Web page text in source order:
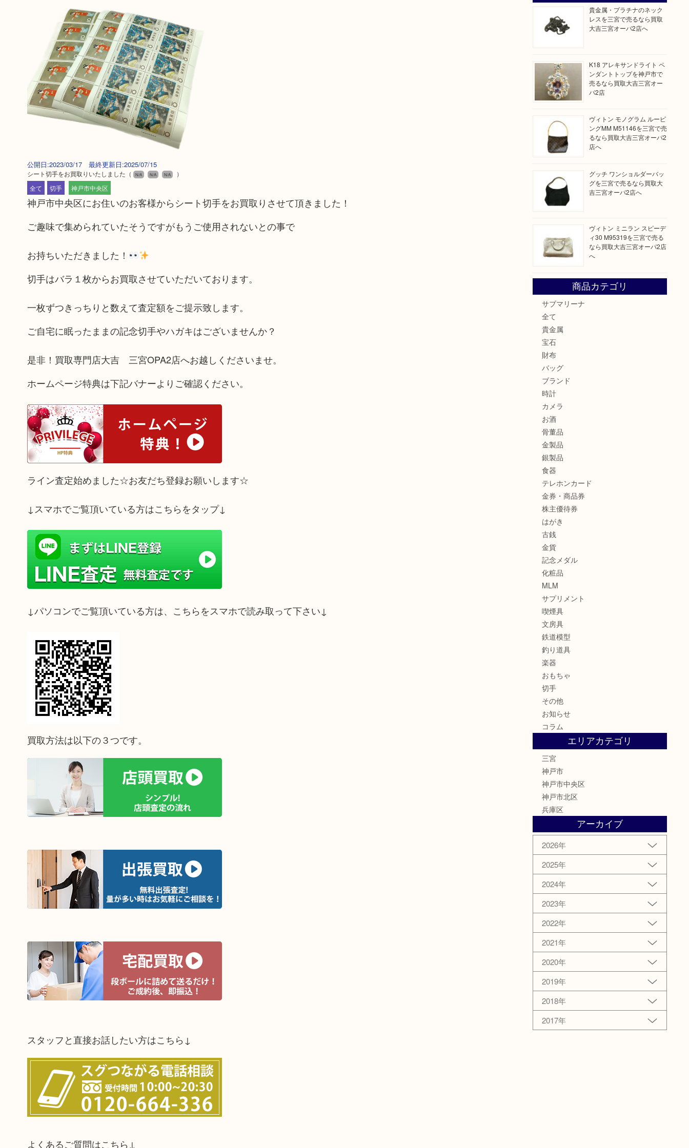
公開日:2023/03/17 最終更新日:2025/07/15
シート切手をお買取りいたしました （ N/A N/A N/A
）
全て
切手 神戸市中央区
神戸市中央区にお住いのお客様からシート切手をお買取りさせて頂きました！
ご趣味で集められていたそうですがもうご使用されないとの事で
お持ちいただきました！
切手はバラ１枚からお買取させていただいております。
一枚ずつきっちりと数えて査定額をご提示致します。
ご自宅に眠ったままの記念切手やハガキはございませんか？
是非！買取専門店大吉 三宮OPA2店へお越しくださいませ。
ホームページ特典は下記バナーよりご確認ください。
ライン査定始めました☆お友だち登録お願いします☆
↓スマホでご覧頂いている方はこちらをタップ↓
↓パソコンでご覧頂いている方は、こちらをスマホで読み取って下さい↓
買取方法は以下の３つです。
スタッフと直接お話したい方はこちら↓
よくあるご質問はこちら↓
貴金属・プラチナのネック
レスを三宮で売るなら買取
大吉三宮オーパ2店へ
K18 アレキサンドライト ペ
ンダントトップを神戸市で
売るなら買取大吉三宮オー
パ2店
ヴィトン モノグラム ルーピ
ングMM M51146を三宮で売
るなら買取大吉三宮オーパ2
店へ
グッチ ワンショルダーバッ
グを三宮で売るなら買取大
吉三宮オーパ2店へ
ヴィトン ミニラン スピーデ
ィ30 M95319を三宮で売る
なら買取大吉三宮オーパ2店
へ
商品カテゴリ
サブマリーナ
全て
貴金属
宝石
財布
バッグ
ブランド
時計
カメラ
お酒
骨董品
金製品
銀製品
食器
テレホンカード
金券・商品券
株主優待券
はがき
古銭
金貨
記念メダル
化粧品
MLM
サプリメント
喫煙具
文房具
鉄道模型
釣り道具
楽器
おもちゃ
切手
その他
お知らせ
コラム
エリアカテゴリ
三宮
神戸市
神戸市中央区
神戸市北区
兵庫区
アーカイブ
2026年
2025年
2024年
2023年
2022年
2021年
2020年
2019年
2018年
2017年